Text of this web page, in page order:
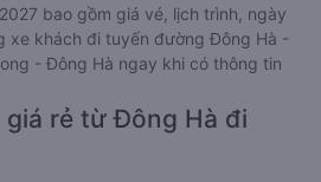
bao gồm giá vé, lịch trình, ngày
xe khách đi tuyến đường Đông Hà -
- Đông Hà ngay khi có thông tin
rẻ từ Đông Hà đi